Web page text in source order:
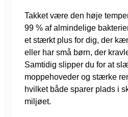
Takket være den høje
99 % af almindelige
et stærkt plus for dig, der
eller har små børn, der
Samtidig slipper du for at
moppehoveder og stærke
hvilket både sparer plads i
miljøet.